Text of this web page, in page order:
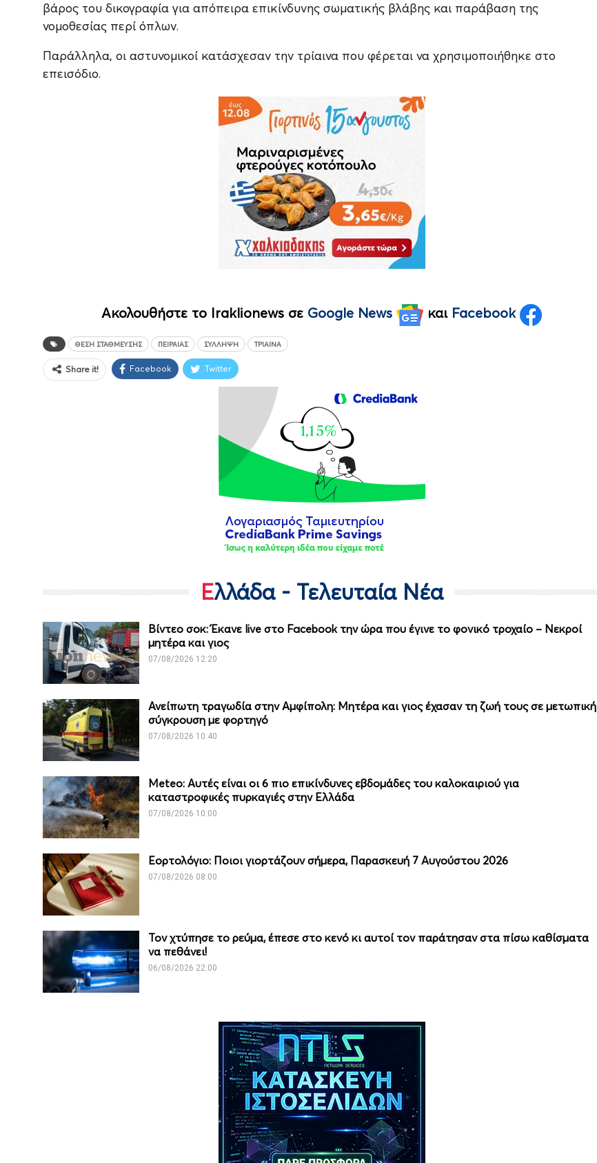
βάρος του δικογραφία για απόπειρα επικίνδυνης σωματικής βλάβης και παράβαση της
νομοθεσίας περί όπλων.
Παράλληλα, οι αστυνομικοί κατάσχεσαν την τρίαινα που φέρεται να χρησιμοποιήθηκε στο
επεισόδιο.
Ακολουθήστε το Iraklionews σε Google News και Facebook
ΘΈΣΗ ΣΤΆΘΜΕΥΣΗΣ ΠΕΙΡΑΙΆΣ ΣΎΛΛΗΨΗ ΤΡΊΑΙΝΑ
Share it! Facebook Twitter
Ελλάδα - Τελευταία Νέα
Βίντεο σοκ: Έκανε live στο Facebook την ώρα που έγινε το φονικό τροχαίο – Νεκροί
μητέρα και γιος
07/08/2026 12:20
Ανείπωτη τραγωδία στην Αμφίπολη: Μητέρα και γιος έχασαν τη ζωή τους σε μετωπική
σύγκρουση με φορτηγό
07/08/2026 10:40
Meteo: Aυτές είναι οι 6 πιο επικίνδυνες εβδομάδες του καλοκαιριού για
καταστροφικές πυρκαγιές στην Ελλάδα
07/08/2026 10:00
Εορτολόγιο: Ποιοι γιορτάζουν σήμερα, Παρασκευή 7 Αυγούστου 2026
07/08/2026 08:00
Τον χτύπησε το ρεύμα, έπεσε στο κενό κι αυτοί τον παράτησαν στα πίσω καθίσματα
να πεθάνει!
06/08/2026 22:00